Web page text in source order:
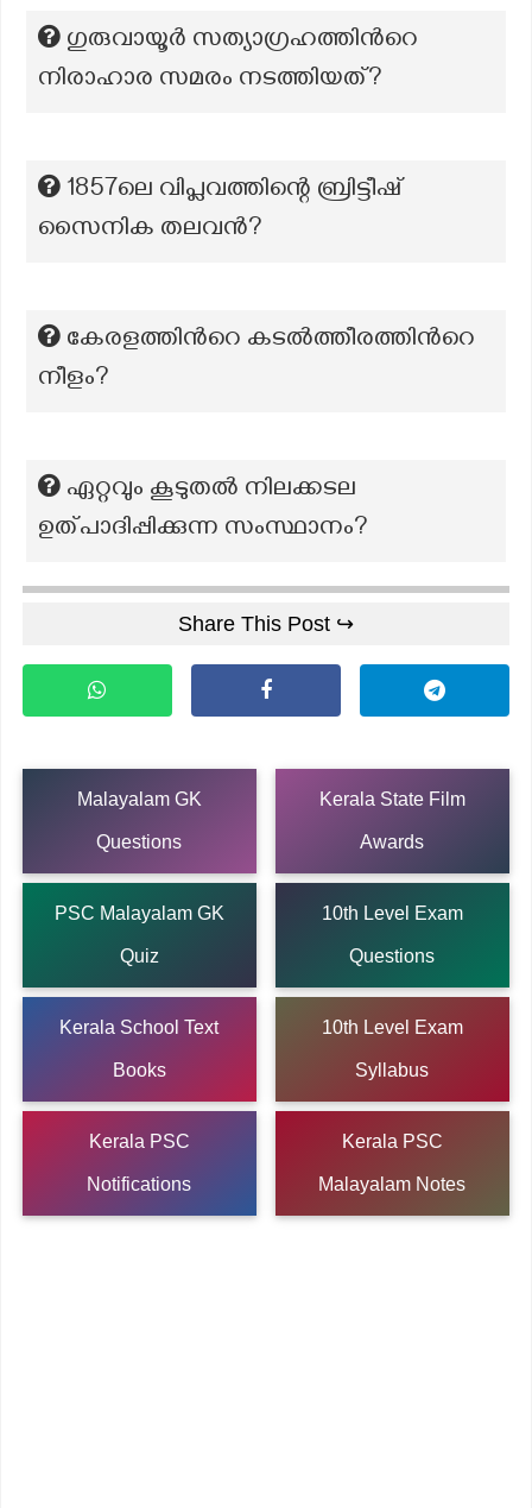
ഗുരുവായൂര്‍ സത്യാഗ്രഹത്തിന്‍റെ
നിരാഹാര സമരം നടത്തിയത്?
1857ലെ വിപ്ലവത്തിന്റെ ബ്രിട്ടീഷ്
സൈനിക തലവൻ?
കേരളത്തിന്‍റെ കടൽത്തീരത്തിന്‍റെ
നീളം?
ഏറ്റവും കൂടുതൽ നിലക്കടല
ഉത്പാദിപ്പിക്കുന്ന സംസ്ഥാനം?
Share This Post ↪
Malayalam GK
Questions
Kerala State Film
Awards
PSC Malayalam GK
Quiz
10th Level Exam
Questions
Kerala School Text
Books
10th Level Exam
Syllabus
Kerala PSC
Notifications
Kerala PSC
Malayalam Notes